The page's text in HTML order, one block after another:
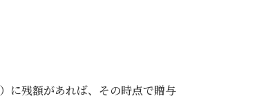
に残額があれば、その時点で贈与